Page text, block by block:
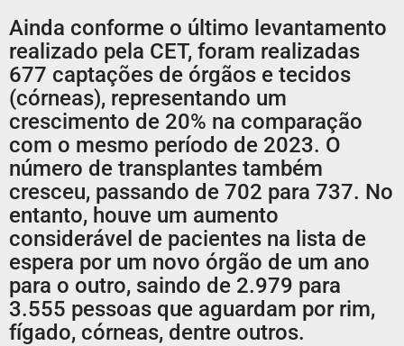
Ainda conforme o último levantamento
realizado pela CET, foram realizadas
677 captações de órgãos e tecidos
(córneas), representando um
crescimento de 20% na comparação
com o mesmo período de 2023. O
número de transplantes também
cresceu, passando de 702 para 737. No
entanto, houve um aumento
considerável de pacientes na lista de
espera por um novo órgão de um ano
para o outro, saindo de 2.979 para
3.555 pessoas que aguardam por rim,
fígado, córneas, dentre outros.